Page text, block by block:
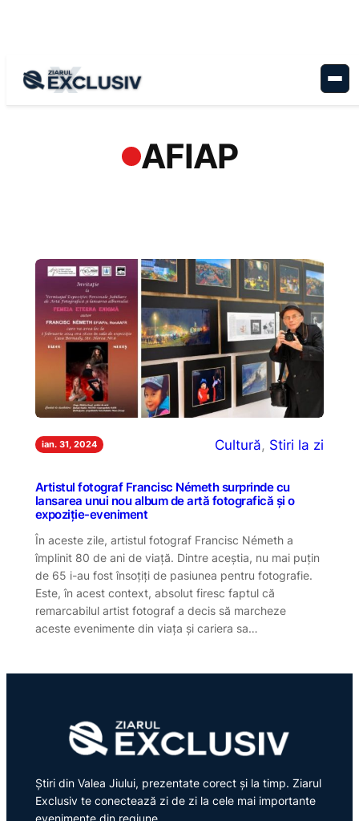
AFIAP
ian. 31, 2024 Cultură, Stiri la zi
Artistul fotograf Francisc Németh surprinde cu
lansarea unui nou album de artă fotografică și o
expoziție-eveniment
În aceste zile, artistul fotograf Francisc Németh a
împlinit 80 de ani de viață. Dintre aceștia, nu mai puțin
de 65 i-au fost însoțiți de pasiunea pentru fotografie.
Este, în acest context, absolut firesc faptul că
remarcabilul artist fotograf a decis să marcheze
aceste evenimente din viața și cariera sa…
Știri din Valea Jiului, prezentate corect și la timp. Ziarul
Exclusiv te conectează zi de zi la cele mai importante